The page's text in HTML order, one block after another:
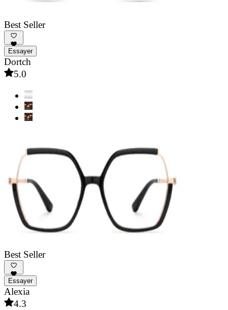
Best Seller
Essayer
Dortch
5.0
Best Seller
Essayer
Alexia
4.3